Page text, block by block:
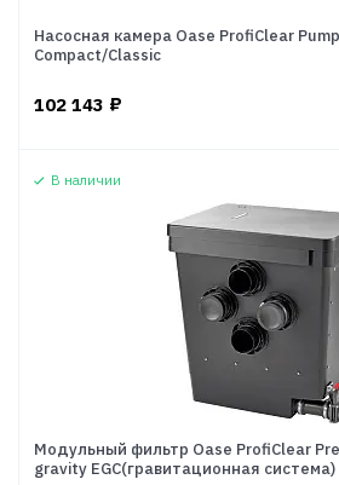
Насосная камера Oase ProfiClear
Compact/Classic
102 143 ₽
В наличии
Модульный фильтр Oase ProfiClear
gravity EGC(гравитационная система)